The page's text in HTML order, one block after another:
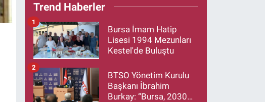
Trend Haberler
Bursa İmam Hatip
Lisesi 1994 Mezunları
Kestel'de Buluştu
1
BTSO Yönetim Kurulu
Başkanı İbrahim
Burkay: “Bursa, 2030
2